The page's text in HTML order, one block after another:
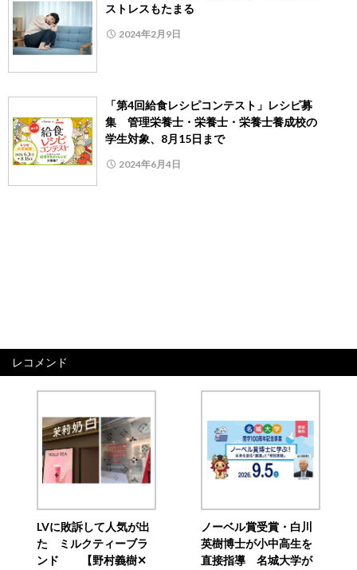
ストレスもたまる
2024年2月9日
「第4回給食レシピコンテスト」レシピ募
集 管理栄養士・栄養士・栄養士養成校の
学生対象、8月15日まで
2024年6月4日
レコメンド
LVに敗訴して人気が出
た ミルクティーブラ
ンド 【野村義樹✕
ノーベル賞受賞・白川
英樹博士が小中高生を
直接指導 名城大学が